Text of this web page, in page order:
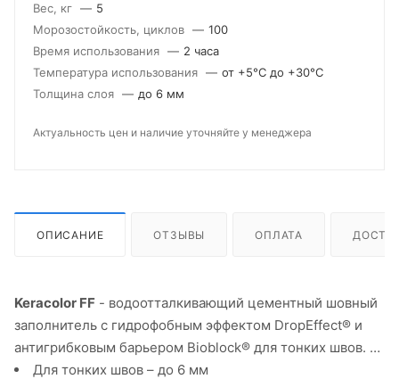
Вес, кг — 5
Морозостойкость, циклов — 100
Время использования — 2 часа
Температура использования — от +5°С до +30°С
Толщина слоя — до 6 мм
Актуальность цен и наличие уточняйте у менеджера
ОПИСАНИЕ ОТЗЫВЫ ОПЛАТА
Keracolor FF - водоотталкивающий цементный шовный
заполнитель с гидрофобным эффектом DropEffect® и
антигрибковым барьером Bioblock® для тонких швов.
Для тонких швов – до 6 мм